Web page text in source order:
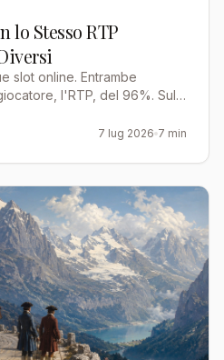
lo Stesso RTP
slot online. Entrambe
l'RTP, del 96%. Sulla
7 lug 2026 7 min